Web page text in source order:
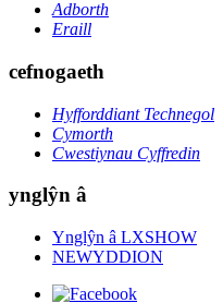
Adborth
Eraill
cefnogaeth
Hyfforddiant Technegol
Cymorth
Cwestiynau Cyffredin
ynglŷn â
Ynglŷn â LXSHOW
NEWYDDION